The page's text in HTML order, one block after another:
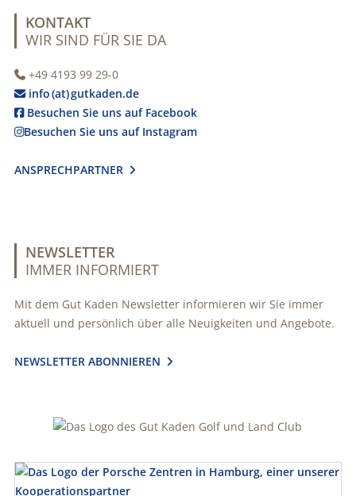
KONTAKT
WIR SIND FÜR SIE DA
+49 4193 99 29-0
info (at) gutkaden.de
Besuchen Sie uns auf Facebook
Besuchen Sie uns auf Instagram
ANSPRECHPARTNER 
NEWSLETTER
IMMER INFORMIERT
Mit dem Gut Kaden Newsletter informieren wir Sie immer
aktuell und persönlich über alle Neuigkeiten und Angebote.
NEWSLETTER ABONNIEREN 